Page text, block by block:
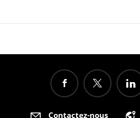
Contactez-nous